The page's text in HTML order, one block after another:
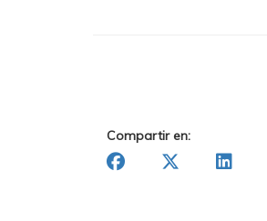
Compartir en: